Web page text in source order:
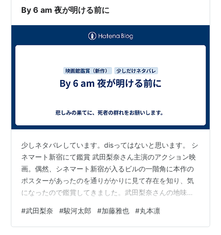
By 6 am 夜が明ける前に
少しネタバレしています。disってはないと思います。 シ
ネマート新宿にて鑑賞 武田梨奈さん主演のアクション映
画。偶然、シネマート新宿が入るビルの一階角に本作の
ポスターがあったのを通りがかりに見て存在を知り、気
になったので鑑賞してきました。武田梨奈さんの地味な
スメの映画です。 元刑事（元SAT隊員という設定だそう
ですが劇中での言及はありません）の幼稚園通いの娘さ
#武田梨奈 #駿河太郎 #加藤雅也 #丸本凛